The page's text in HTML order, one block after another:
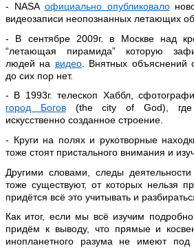
- NASA официально опубликовало
видеозаписи неопознанных летающих
- В сентябре 2009г. в Москве над
“летающая пирамида” которую
людей на видео. Внятных объяснений
до сих пор нет.
- В 1993г. телескоп Хаббл,
город Богов(the city of God), где
искусственно созданное строение.
- Круги на полях и рукотворные
тоже стоят пристального внимания и
Другими словами, следы
тоже существуют, от которых нельзя
придётся всё это учитывать и
Как итог, если мы всё изучим
придём к выводу, что прямые и
инопланетного разума не имеют под